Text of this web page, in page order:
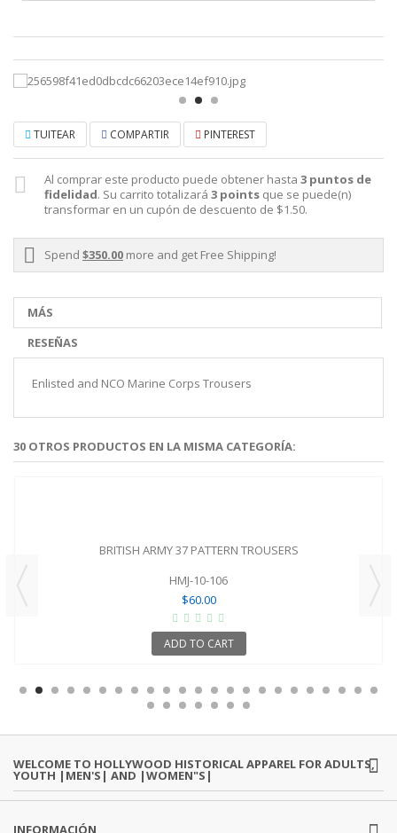
TUITEAR COMPARTIR PINTEREST
Al comprar este producto puede obtener hasta 3 puntos de
fidelidad. Su carrito totalizará 3 points que se puede(n)
transformar en un cupón de descuento de $1.50.
Spend $350.00 more and get Free Shipping!
MÁS
RESEÑAS
Enlisted and NCO Marine Corps Trousers
30 OTROS PRODUCTOS EN LA MISMA CATEGORÍA:
BRITISH ARMY 37 PATTERN TROUSERS
HMJ-10-106
$60.00
ADD TO CART
WELCOME TO HOLLYWOOD HISTORICAL APPAREL FOR ADULTS,
YOUTH |MEN'S| AND |WOMEN"S|
INFORMACIÓN